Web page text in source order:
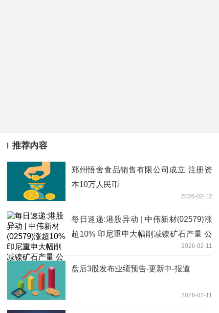
推荐内容
郑州悟舍食品销售有限公司成立 注册资
本10万人民币
2026-02-12
每日速递:港股异动 | 中伟新材(02579)涨
超10% 印尼重申大幅削减镍矿石产量 公
2026-02-11
盘后3股发布业绩预告-更新中-报道
2026-02-11